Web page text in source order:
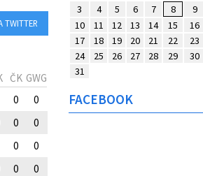
TWITTER
ČK GWG
0
0
0
0
0
0
0
0
3
4 5 6 7 8
9
10
11 12 13 14 15
16
17
18 19 20 21 22
23
24
25 26 27 28 29
30
31
FACEBOOK